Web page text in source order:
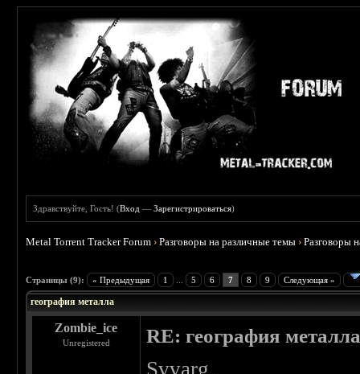
Здравствуйте, Гость! (Вход —Зарегистрироваться)
Metal Torrent Tracker Forum ›Разговоры на различные темы ›Разговоры
Страницы (9): « Предыдущая 1 5 6 7 8 9 Следующая »
география металла
Zombie_ice
Unregistered RE: география